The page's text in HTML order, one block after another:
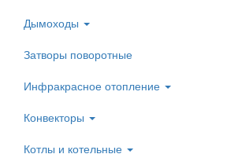
Дымоходы
Затворы поворотные
Инфракрасное отопление
Конвекторы
Котлы и котельные